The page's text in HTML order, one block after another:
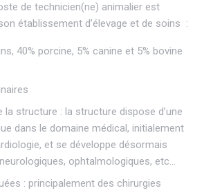
de technicien(ne) animalier est
établissement d’élevage et de soins :
40% porcine, 5% canine et 5% bovine
la structure : la structure dispose d’une
dans le domaine médical, initialement
et se développe désormais
ophtalmologiques, etc…
: principalement des chirurgies